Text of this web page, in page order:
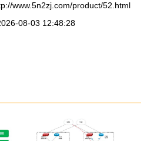
www.5n2zj.com/product/52.html
08-03 12:48:28